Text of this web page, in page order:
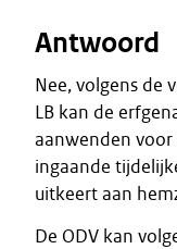
Antwoord
Nee, volgens de
LB kan de
aanwenden
ingaande
uitkeert aan
De ODV kan